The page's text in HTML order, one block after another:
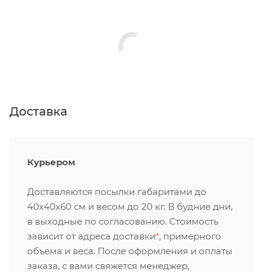
Доставка
Курьером
Доставляются посылки габаритами до
40х40х60 см и весом до 20 кг. В будние дни,
в выходные по согласованию. Стоимость
зависит от адреса доставки*, примерного
объема и веса. После оформления и оплаты
заказа, с вами свяжется менеджер,